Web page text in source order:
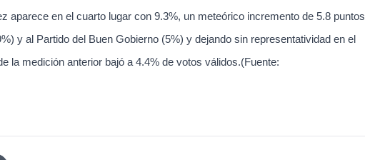
aparece en el cuarto lugar con 9.3%, un meteórico incremento de 5.8 puntos
y al Partido del Buen Gobierno (5%) y dejando sin representatividad en el
la medición anterior bajó a 4.4% de votos válidos.(Fuente: